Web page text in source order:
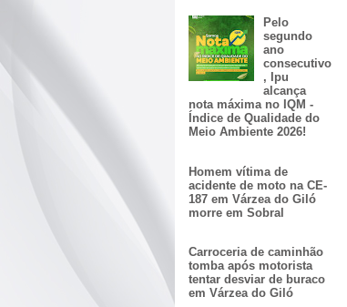
Pelo
segundo
ano
consecutivo
, Ipu
alcança
nota máxima no IQM -
Índice de Qualidade do
Meio Ambiente 2026!
Homem vítima de
acidente de moto na CE-
187 em Várzea do Giló
morre em Sobral
Carroceria de caminhão
tomba após motorista
tentar desviar de buraco
em Várzea do Giló